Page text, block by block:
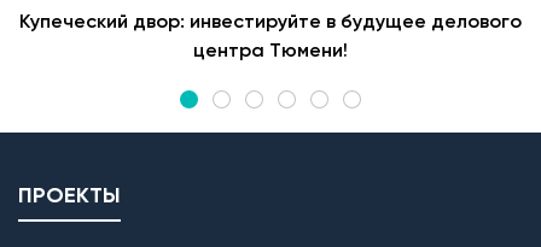
Купеческий двор: инвестируйте в будущее делового
центра Тюмени!
ПРОЕКТЫ